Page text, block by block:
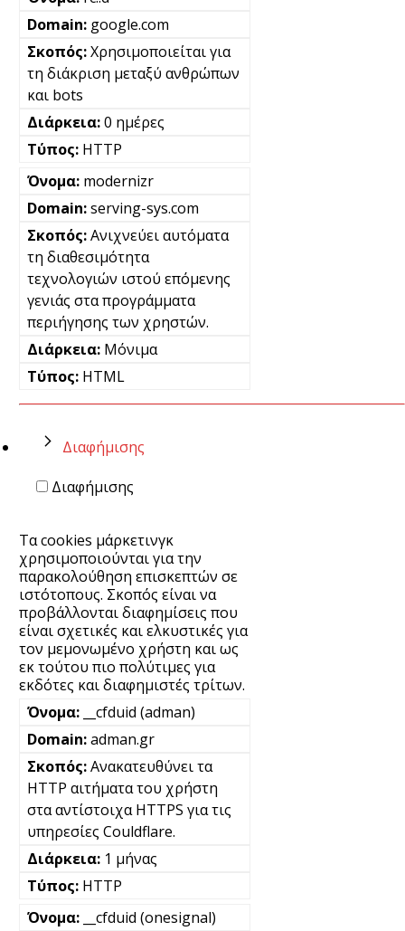
google.com
Χρησιμοποιείται για
τη διάκριση μεταξύ ανθρώπων
και bots
0 ημέρες
HTTP
modernizr
serving-sys.com
Ανιχνεύει αυτόματα
τη διαθεσιμότητα
τεχνολογιών ιστού επόμενης
γενιάς στα προγράμματα
περιήγησης των χρηστών.
Μόνιμα
HTML
Διαφήμισης
Διαφήμισης
Τα cookies μάρκετινγκ
χρησιμοποιούνται για την
παρακολούθηση επισκεπτών σε
ιστότοπους. Σκοπός είναι να
προβάλλονται διαφημίσεις που
είναι σχετικές και ελκυστικές για
τον μεμονωμένο χρήστη και ως
εκ τούτου πιο πολύτιμες για
εκδότες και διαφημιστές τρίτων.
__cfduid (adman)
adman.gr
Ανακατευθύνει τα
HTTP αιτήματα του χρήστη
στα αντίστοιχα HTTPS για τις
υπηρεσίες Couldflare.
1 μήνας
HTTP
__cfduid (onesignal)